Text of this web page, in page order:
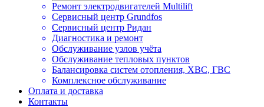
Ремонт электродвигателей Multilift
Сервисный центр Grundfos
Сервисный центр Ридан
Диагностика и ремонт
Обслуживание узлов учёта
Обслуживание тепловых пунктов
Балансировка систем отопления, ХВС, ГВС
Комплексное обслуживание
Оплата и доставка
Контакты